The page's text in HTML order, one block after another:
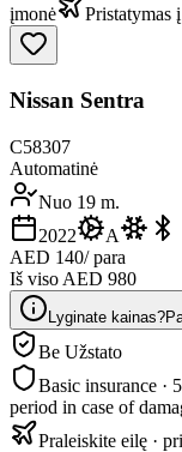
įmonė
Pristatymas
Nissan Sentra
C58307
Automatinė
Nuo 19 m.
2022
A
AED 140/ para
Iš viso AED 980
Lyginate kainas?
Be Užstato
Basic insurance ·
period in case of
Praleiskite eilę ·